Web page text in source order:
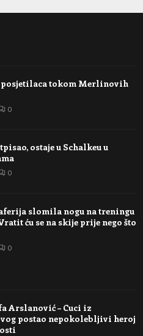
posjetilaca tokom Merlinovih
0
ostaje u Schalkeu u
0
slomila nogu na treningu
ću se na skije prije nego što
0
Arslanović – Cuci iz
postao nepokolebljivi heroj